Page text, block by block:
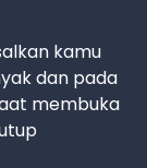
kamu
dan pada
membuka